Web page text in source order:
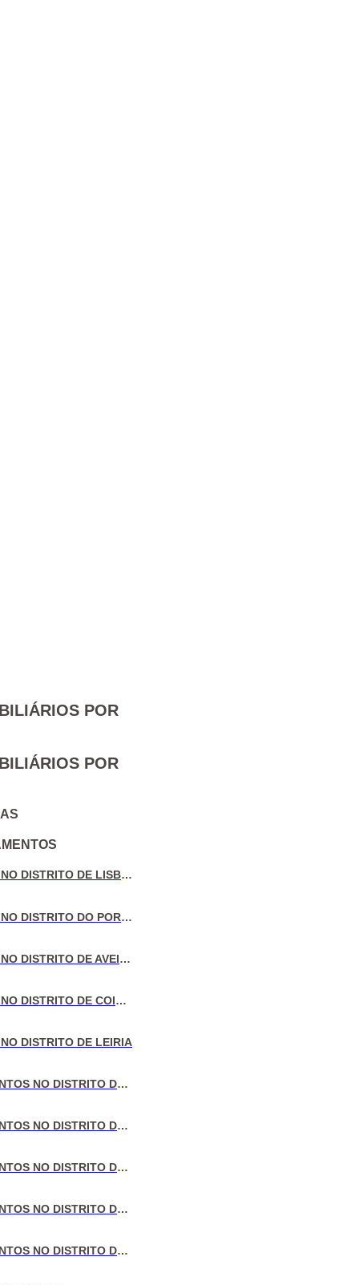
POR
POR
VENDA DE MORADIAS NO DISTRITO DE LISBOA
VENDA DE MORADIAS NO DISTRITO DO PORTO
VENDA DE MORADIAS NO DISTRITO DE AVEIRO
VENDA DE MORADIAS NO DISTRITO DE COIMBRA
DISTRITO DE LEIRIA
VENDA DE APARTAMENTOS NO DISTRITO DE LISBOA
VENDA DE APARTAMENTOS NO DISTRITO DO PORTO
VENDA DE APARTAMENTOS NO DISTRITO DE AVEIRO
VENDA DE APARTAMENTOS NO DISTRITO DE COIMBRA
VENDA DE APARTAMENTOS NO DISTRITO DE LEIRIA